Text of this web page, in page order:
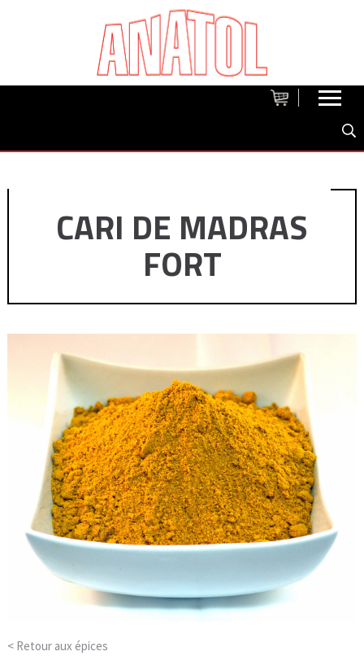
CARI DE MADRAS
FORT
< Retour aux épices